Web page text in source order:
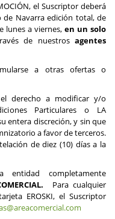
el Suscriptor deberá
Navarra edición total, de
lunes a viernes,en un solo
de nuestros agentes
a otras ofertas o
el derecho a modificar y/o
Particulares o LA
entera discreción, y sin que
a favor de terceros.
de diez (10) días a la
entidad completamente
Para cualquier
EROSKI, el Suscriptor